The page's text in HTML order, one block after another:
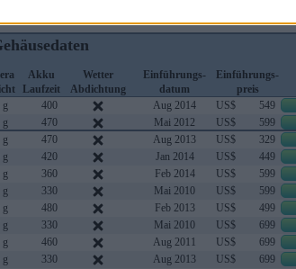
Akku
Laufzeit
Wetter
Abdichtung
Einführungs-
datum
Einführungs-
preis
g 400 Aug 2014 US$ 549
g 470 Mai 2012 US$ 599
g 470 Aug 2013 US$ 329
g 420 Jan 2014 US$ 449
g 360 Feb 2014 US$ 599
g 330 Mai 2010 US$ 599
g 480 Feb 2013 US$ 499
g 330 Mai 2010 US$ 699
g 460 Aug 2011 US$ 699
g 330 Aug 2013 US$ 699